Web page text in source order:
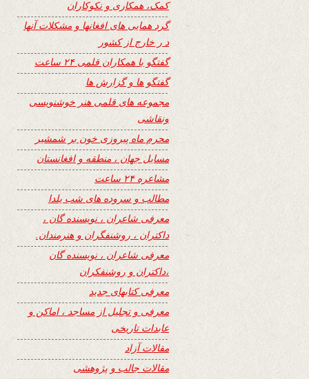
کمک، همکاری و نکوکاران
گرد همایی های افغانها و مشکلات آنها
د ر خارج از کشور
گفتگو با همکاران قلمی ۲۴ ساعت
گفتگو ها و گزارش ها
مجموعه های قلمی هنر خوشنویسی
ونقاشی
محرم ماه پیروزی خون بر شمشیر
مسایل جهان ، منطقه و افغانستان
مشاعره ۲۴ ساعت
مطالب و سروده های شب یلدا
معرفی شاعران ، نویسنده گان ،
داکتران ، روشنفگران و هنرمندان.
معرفی شاعران ، نویسنده گان
،داکتران و روشنفکران
معرفی کتابهای جدید
معرفی و تجلیل از مساجد ، اماکن و
عابدات تاریخی
مقالات آزاد
مقالات جالب و پژوهشی